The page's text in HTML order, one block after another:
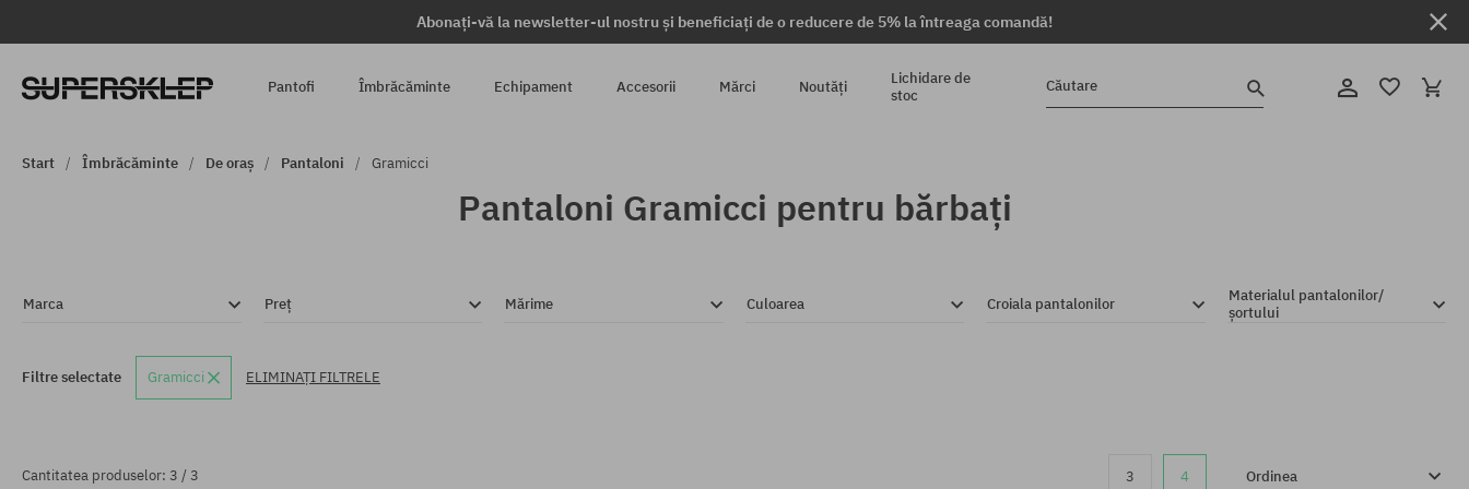
Abonați-vă la newsletter-ul nostru și beneficiați de o reducere de 5% la întreaga comandă!
Pantofi Îmbrăcăminte Echipament Accesorii Mărci Noutăți
Lichidare de
stoc
Căutare
Start Îmbrăcăminte De oraș Pantaloni Gramicci
Pantaloni Gramicci pentru bărbați
Marca Preț Mărime Culoarea Croiala pantalonilor
Materialul pantalonilor/
șortului
Filtre selectate Gramicci ELIMINAȚI FILTRELE
Cantitatea produselor: 3 / 3 3 4 Ordinea